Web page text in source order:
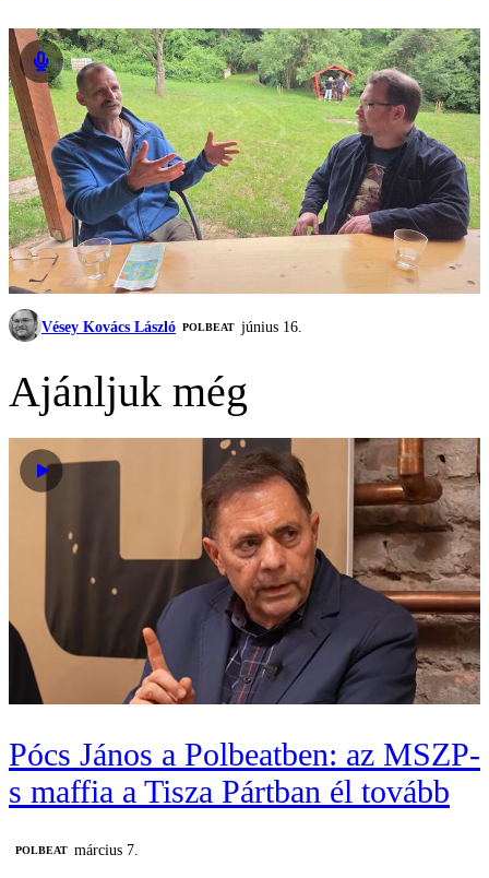
Vésey Kovács László ‎POLBEAT június 16.
Ajánljuk még
Pócs János a Polbeatben: az MSZP-
s maffia a Tisza Pártban él tovább
‎POLBEAT március 7.